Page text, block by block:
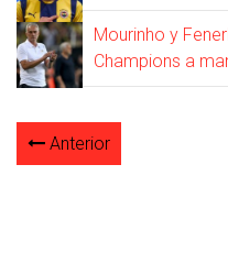
Mourinho y
Champions a
Anterior